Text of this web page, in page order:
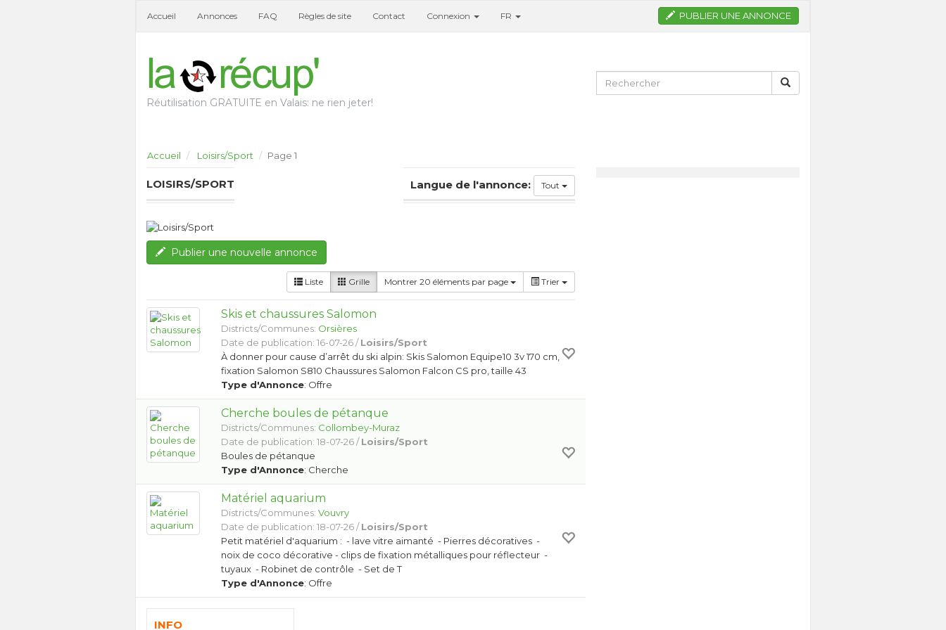
Accueil Annonces FAQ Règles de site Contact Connexion FR PUBLIER UNE ANNONCE
Réutilisation GRATUITE en Valais: ne rien jeter!
Accueil Loisirs/Sport Page 1
LOISIRS/SPORT Langue de l'annonce: Tout
Publier une nouvelle annonce
Liste Grille Montrer 20 éléments par page Trier
Skis et chaussures Salomon
Districts/Communes: Orsières
Date de publication: 16-07-26 /Loisirs/Sport
À donner pour cause d’arrêt du ski alpin: Skis Salomon Equipe10 3v 170 cm,
fixation Salomon S810 Chaussures Salomon Falcon CS pro, taille 43
Type d'Annonce: Offre
Cherche boules de pétanque
Districts/Communes: Collombey-Muraz
Date de publication: 18-07-26 /Loisirs/Sport
Boules de pétanque
Type d'Annonce: Cherche
Matériel aquarium
Districts/Communes:Vouvry
Date de publication: 18-07-26 /Loisirs/Sport
Petit matériel d'aquarium : - lave vitre aimanté - Pierres décoratives -
noix de coco décorative - clips de fixation métalliques pour réflecteur -
tuyaux - Robinet de contrôle - Set de T
Type d'Annonce: Offre
INFO